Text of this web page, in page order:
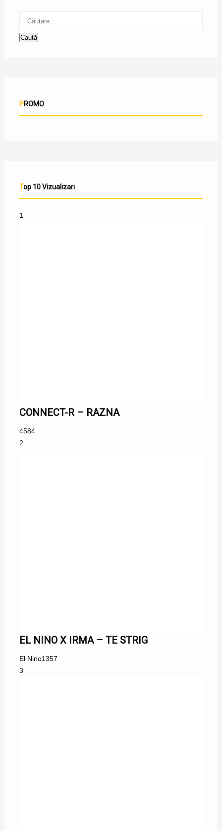
Caută
PROMO
Top 10 Vizualizari
1
CONNECT-R – RAZNA
4584
2
EL NINO X IRMA – TE STRIG
El Nino1357
3